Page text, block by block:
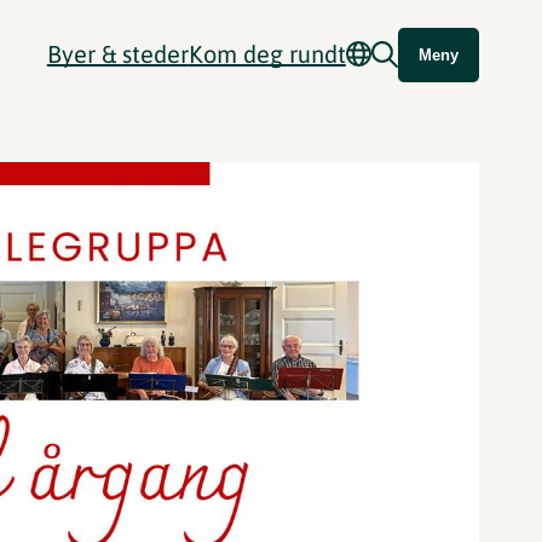
Byer & stederKom deg rundt Meny